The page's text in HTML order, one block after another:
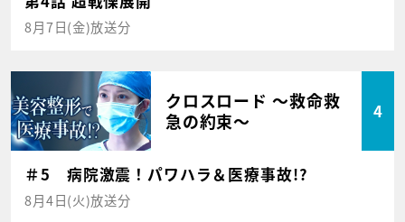
8月7日(金)放送分
クロスロード ～救命救
急の約束～
4
＃5 病院激震！パワハラ＆医療事故!?
8月4日(火)放送分